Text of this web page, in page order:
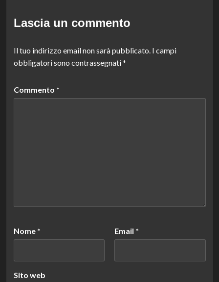
Lascia un commento
Il tuo indirizzo email non sarà pubblicato. I campi
obbligatori sono contrassegnati*
Commento *
Nome * Email *
Sito web